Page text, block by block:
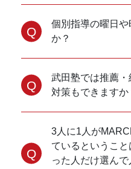
個別指導の曜日
か？
武田塾では推薦
対策もできますか
3人に1人が
ているというこ
った人だけ選ん